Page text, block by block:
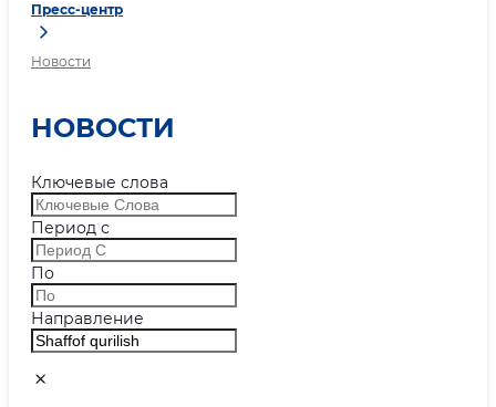
Пресс-центр
Новости
НОВОСТИ
Ключевые слова
Период с
По
Направление